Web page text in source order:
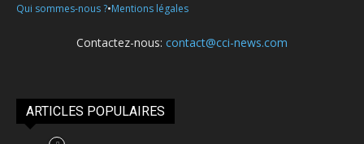
Qui sommes-nous ?•Mentions légales
Contactez-nous: contact@cci-news.com
ARTICLES POPULAIRES